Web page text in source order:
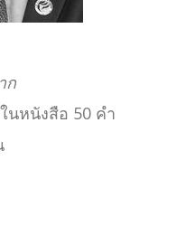
ก
หนังสือ 50 คำ